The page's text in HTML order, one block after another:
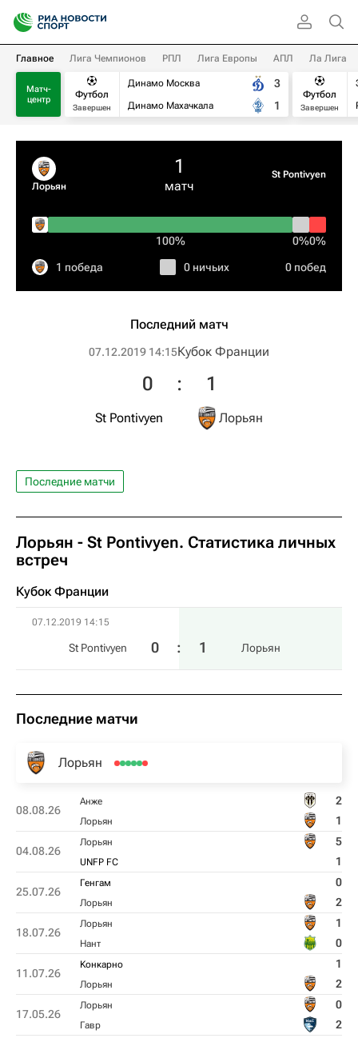
Главное Лига Чемпионов РПЛ Лига Европы АПЛ Ла Лига
Матч-
центр
Футбол
Завершен
Динамо Москва
Динамо Махачкала
3
1
Футбол
Завершен
Лорьян
1
матч
St Pontivyen
100% 0%0%
1 победа 0 ничьих 0 побед
Последний матч
07.12.2019 14:15Кубок Франции
St Pontivyen
0 : 1
Лорьян
Последние матчи
Лорьян - St Pontivyen. Статистика личных
встреч
Кубок Франции
07.12.2019 14:15
St Pontivyen 0 : 1 Лорьян
Последние матчи
Лорьян
08.08.26
Анже 2
Лорьян 1
04.08.26
Лорьян 5
UNFP FC 1
25.07.26
Генгам 0
Лорьян 2
18.07.26
Лорьян 1
Нант 0
11.07.26
Kонкарно 1
Лорьян 2
17.05.26
Лорьян 0
Гавр 2